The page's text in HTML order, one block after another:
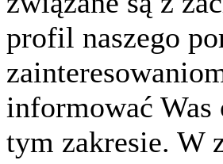
profil naszego
informować Was
tym zakresie. W